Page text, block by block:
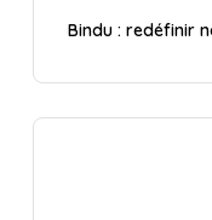
Bindu : redéfinir